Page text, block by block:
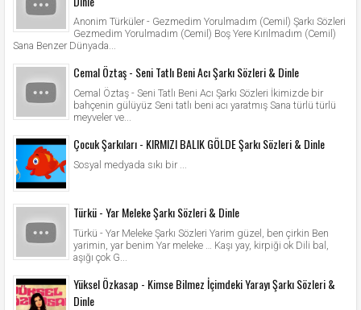
Anonim Türküler - Gezmedim Yorulmadım (Cemil) Şarkı Sözleri
Gezmedim Yorulmadım (Cemil) Boş Yere Kırılmadım (Cemil)
Sana Benzer Dünyada...
Cemal Öztaş - Seni Tatlı Beni Acı Şarkı Sözleri & Dinle
Cemal Öztaş - Seni Tatlı Beni Acı Şarkı Sözleri İkimizde bir
bahçenin gülüyüz Seni tatlı beni acı yaratmış Sana türlü türlü
meyveler ve...
Çocuk Şarkıları - KIRMIZI BALIK GÖLDE Şarkı Sözleri & Dinle
Sosyal medyada sıkı bir ...
Türkü - Yar Meleke Şarkı Sözleri & Dinle
Türkü - Yar Meleke Şarkı Sözleri Yarim güzel, ben çirkin Ben
yarimin, yar benim Yar meleke … Kaşı yay, kirpiği ok Dili bal,
aşığı çok G...
Yüksel Özkasap - Kimse Bilmez İçimdeki Yarayı Şarkı Sözleri &
Dinle